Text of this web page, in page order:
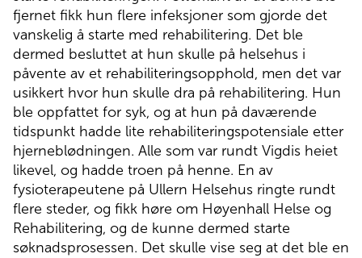
fjernet fikk hun flere infeksjoner som gjorde det
vanskelig å starte med rehabilitering. Det ble
dermed besluttet at hun skulle på helsehus i
påvente av et rehabiliteringsopphold, men det var
usikkert hvor hun skulle dra på rehabilitering. Hun
ble oppfattet for syk, og at hun på daværende
tidspunkt hadde lite rehabiliteringspotensiale etter
hjerneblødningen. Alle som var rundt Vigdis heiet
likevel, og hadde troen på henne. En av
fysioterapeutene på Ullern Helsehus ringte rundt
flere steder, og fikk høre om Høyenhall Helse og
Rehabilitering, og de kunne dermed starte
søknadsprosessen. Det skulle vise seg at det ble en